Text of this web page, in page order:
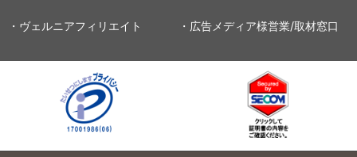
・ヴェルニアフィリエイト ・広告メディア様営業/取材窓口